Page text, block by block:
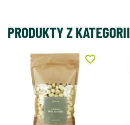
PRODUKTY Z KATEGORII
favorite_border